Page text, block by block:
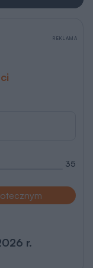
35
r.
REKLAMA